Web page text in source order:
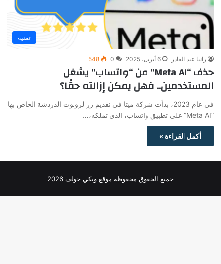
تقنية
رانيا عبد القادر 6 أبريل، 2025 0
548
حذف “Meta AI” من “واتساب” يشغل
المستخدمين.. فهل يمكن إزالته حقًا؟
في عام 2023، بدأت شركة ميتا في تقديم زر لروبوت الدردشة الخاص بها
“Meta AI” على تطبيق واتساب، الذي تملكه،…
أكمل القراءة »
جميع الحقوق محفوظة موقع ويكي جولف 2026